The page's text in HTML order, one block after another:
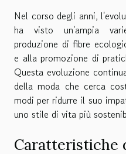
Nel corso degli anni,
ha visto un'ampia
produzione di fibre
e alla promozione di
Questa evoluzione
della moda che cerca
modi per ridurre il suo
uno stile di vita più
Caratteristiche